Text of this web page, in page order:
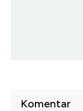
Komentar